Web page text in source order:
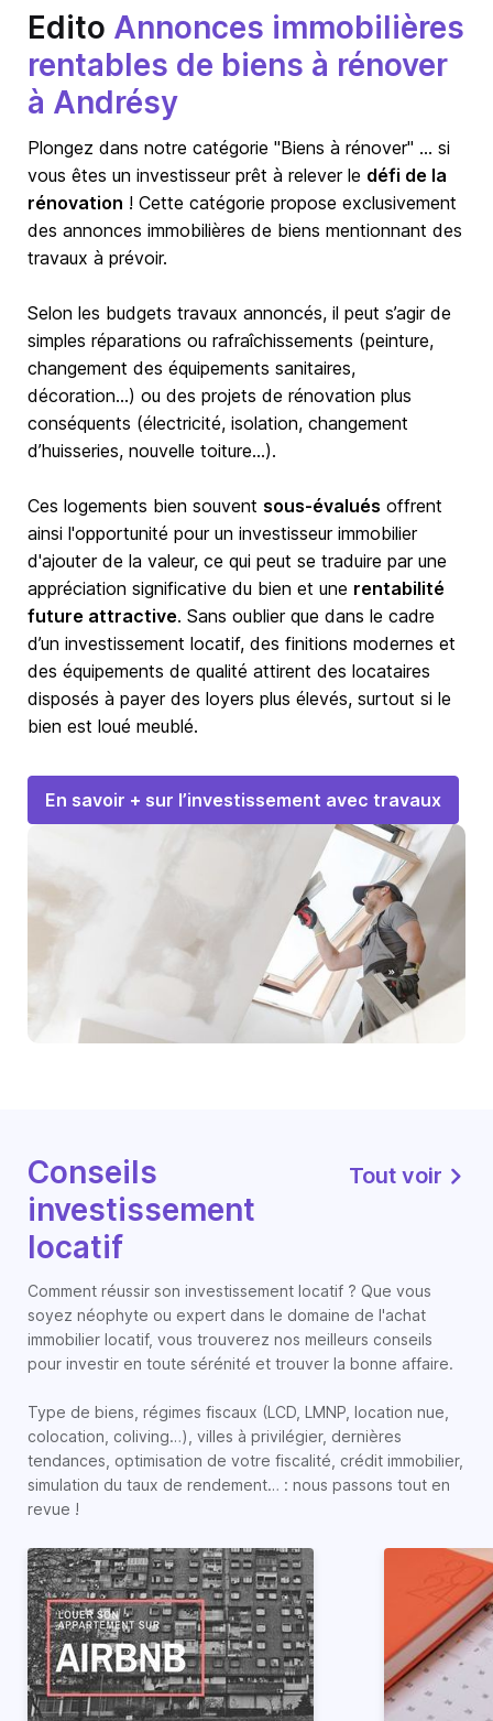
Edito Annonces immobilières
rentables de biens à rénover
à Andrésy
Plongez dans notre catégorie "Biens à rénover" … si
vous êtes un investisseur prêt à relever le défi de la
rénovation ! Cette catégorie propose exclusivement
des annonces immobilières de biens mentionnant des
travaux à prévoir.
Selon les budgets travaux annoncés, il peut s’agir de
simples réparations ou rafraîchissements (peinture,
changement des équipements sanitaires,
décoration…) ou des projets de rénovation plus
conséquents (électricité, isolation, changement
d’huisseries, nouvelle toiture…).
Ces logements bien souvent sous-évalués offrent
ainsi l'opportunité pour un investisseur immobilier
d'ajouter de la valeur, ce qui peut se traduire par une
appréciation significative du bien et une rentabilité
future attractive. Sans oublier que dans le cadre
d’un investissement locatif, des finitions modernes et
des équipements de qualité attirent des locataires
disposés à payer des loyers plus élevés, surtout si le
bien est loué meublé.
En savoir + sur l’investissement avec travaux
Conseils
investissement
locatif
Tout voir
Comment réussir son investissement locatif ? Que vous
soyez néophyte ou expert dans le domaine de l'achat
immobilier locatif, vous trouverez nos meilleurs conseils
pour investir en toute sérénité et trouver la bonne affaire.
Type de biens, régimes fiscaux (LCD, LMNP, location nue,
colocation, coliving…), villes à privilégier, dernières
tendances, optimisation de votre fiscalité, crédit immobilier,
simulation du taux de rendement… : nous passons tout en
revue !